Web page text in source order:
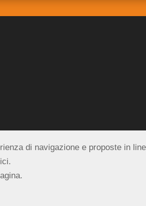
di navigazione e proposte in